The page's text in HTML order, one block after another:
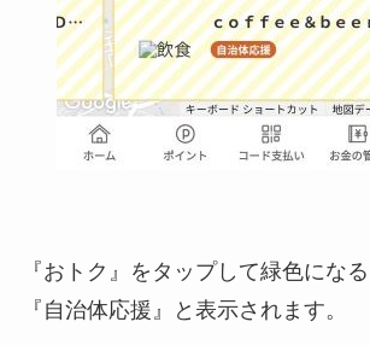
『おトク』をタップして緑色にな
『自治体応援』と表示されます。